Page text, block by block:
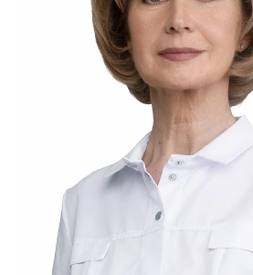
Рентгенология